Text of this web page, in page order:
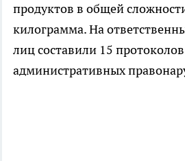
продуктов в общей
килограмма. На
лиц составили 15
административных